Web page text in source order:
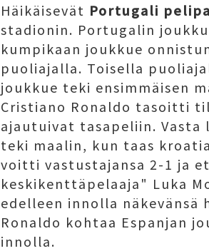
Häikäisevät Portugali
stadionin. Portugalin
kumpikaan joukkue
puoliajalla. Toisella
joukkue teki ensimmäisen
Cristiano Ronaldo tasoitti
ajautuivat tasapeliin.
teki maalin, kun taas
voitti vastustajansa 2-1 ja
keskikenttäpelaaja" Luka
edelleen innolla näkevänsä
Ronaldo kohtaa Espanjan
innolla.